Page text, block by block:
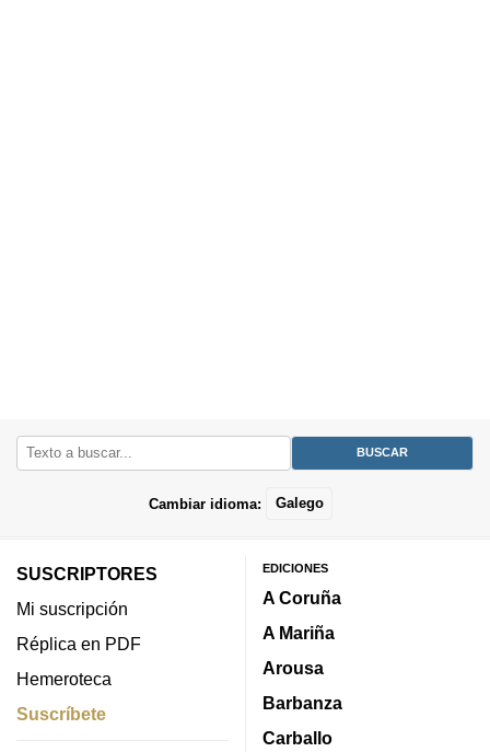
Cambiar idioma: Galego
SUSCRIPTORES
Mi suscripción
Réplica en PDF
Hemeroteca
Suscríbete
EDICIONES
A Coruña
A Mariña
Arousa
Barbanza
Carballo